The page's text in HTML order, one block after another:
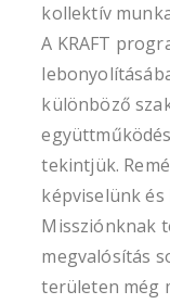
kollektív
A KRAFT
különböző
tekintjük.
képviselünk
Missziónknak
megvalósítás
területen még